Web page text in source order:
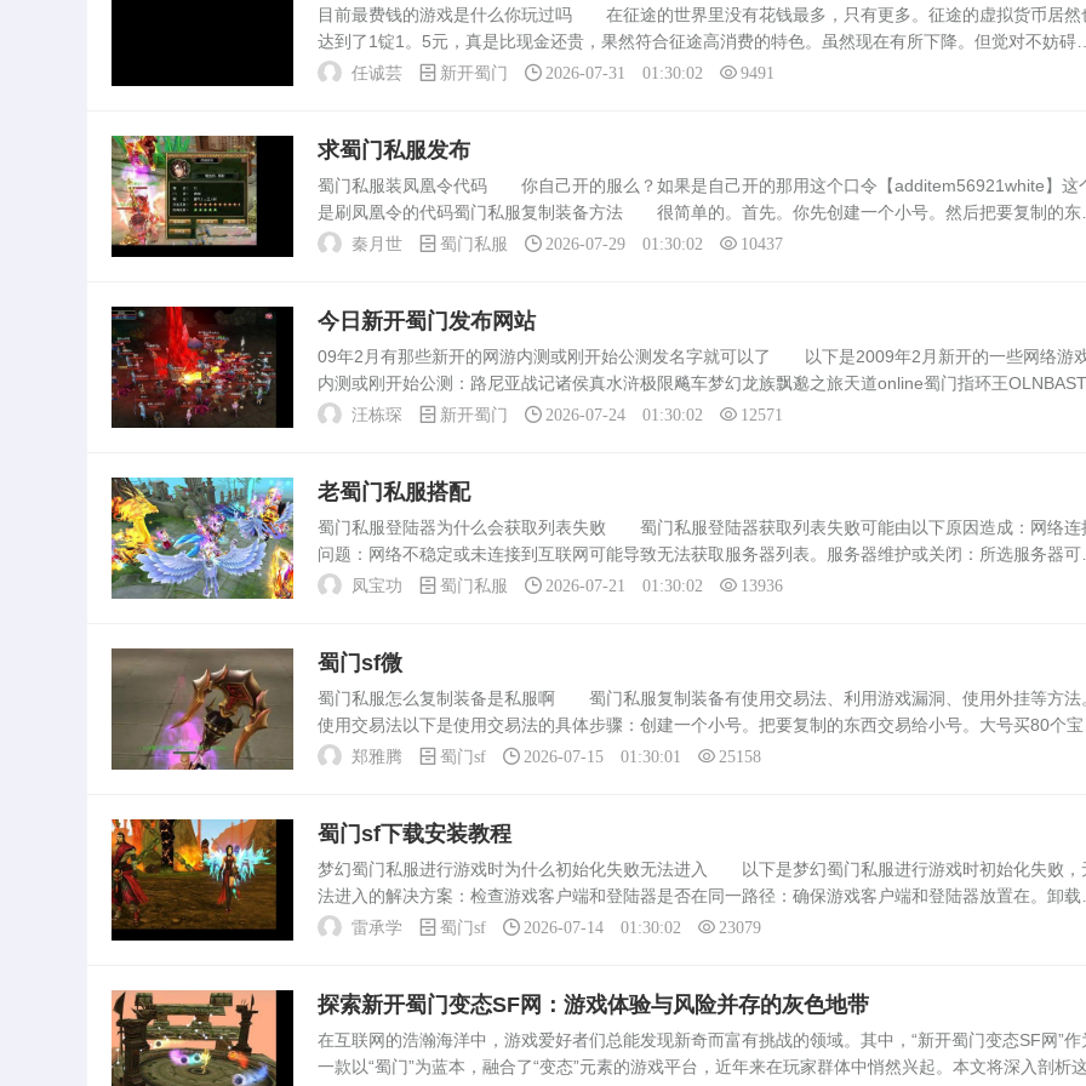
目前最费钱的游戏是什么你玩过吗 在征途的世界里没有花钱最多，只有更多。征途的虚拟货币居然
达到了1锭1。5元，真是比现金还贵，果然符合征途高消费的特色。虽然现在有所下降。但觉对不妨碍其
烧钱能力。《热血传奇》：在传奇私服中，土豪玩家的消费更是令人咋舌。例如，一位名为“8L”的玩家为
任诚芸 新开蜀门 2026-07-31 01:30:02 9491
求蜀门私服发布
蜀门私服装凤凰令代码 你自己开的服么？如果是自己开的那用这个口令【additem56921white】这
是刷凤凰令的代码蜀门私服复制装备方法 很简单的。首先。你先创建一个小号。然后把要复制的东
交易给小号。之后，大号买80个宝宝。下线再上线。就有了。如果不行。还有一个办法第一步：建个小
秦月世 蜀门私服 2026-07-29 01:30:02 10437
今日新开蜀门发布网站
09年2月有那些新开的网游内测或刚开始公测发名字就可以了 以下是2009年2月新开的一些网络游
内测或刚开始公测：路尼亚战记诸侯真水浒极限飚车梦幻龙族飘邈之旅天道online蜀门指环王
EETOL剑仙极速轮滑星尘传说千秋激斗逍遥传说冲锋岛以上这些游戏涵盖了多种类型，包括角色扮演、
汪栋琛 新开蜀门 2026-07-24 01:30:02 12571
老蜀门私服搭配
蜀门私服登陆器为什么会获取列表失败 蜀门私服登陆器获取列表失败可能由以下原因造成：网络连
问题：网络不稳定或未连接到互联网可能导致无法获取服务器列表。服务器维护或关闭：所选服务器可
正在维护、更新或已关闭，导致无法登录。登陆器版本问题：登陆器版本过低或过高，与服务器版本不
凤宝功 蜀门私服 2026-07-21 01:30:02 13936
蜀门sf微
蜀门私服怎么复制装备是私服啊 蜀门私服复制装备有使用交易法、利用游戏漏洞、使用外挂等方法
使用交易法以下是使用交易法的具体步骤：创建一个小号。把要复制的东西交易给小号。大号买80个宝
宝。下线再上线。将东西交易给大号。再买80个宝宝。下线再上线。利用游戏漏洞利用游戏中的漏洞是
郑雅腾 蜀门sf 2026-07-15 01:30:01 25158
蜀门sf下载安装教程
梦幻蜀门私服进行游戏时为什么初始化失败无法进入 以下是梦幻蜀门私服进行游戏时初始化失败，
法进入的解决方案：检查游戏客户端和登陆器是否在同一路径：确保游戏客户端和登陆器放置在。卸载
重新安装游戏：如果上述方法无效，可以尝试卸载游戏，然后重新安装最新版本的游戏。在重新安装游
雷承学 蜀门sf 2026-07-14 01:30:02 23079
探索新开蜀门变态SF网：游戏体验与风险并存的灰色地带
在互联网的浩瀚海洋中，游戏爱好者们总能发现新奇而富有挑战的领域。其中，“新开蜀门变态SF网”作
一款以“蜀门”为蓝本，融合了“变态”元素的游戏平台，近年来在玩家群体中悄然兴起。本文将深入剖析这